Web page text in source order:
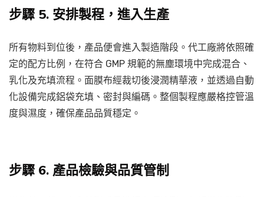
步驟 5. 安排製程，進入生產
所有物料到位後，產品便會進入製造階段。代工廠將依照確
定的配方比例，在符合 GMP 規範的無塵環境中完成混合、
乳化及充填流程。面膜布經裁切後浸潤精華液，並透過自動
化設備完成鋁袋充填、密封與編碼。整個製程應嚴格控管溫
度與濕度，確保產品品質穩定。
步驟 6. 產品檢驗與品質管制